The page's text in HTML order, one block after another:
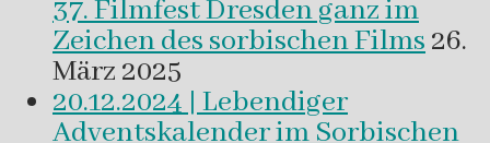
37. Filmfest Dresden ganz im
Zeichen des sorbischen Films26.
März 2025
20.12.2024 | Lebendiger
Adventskalender im Sorbischen